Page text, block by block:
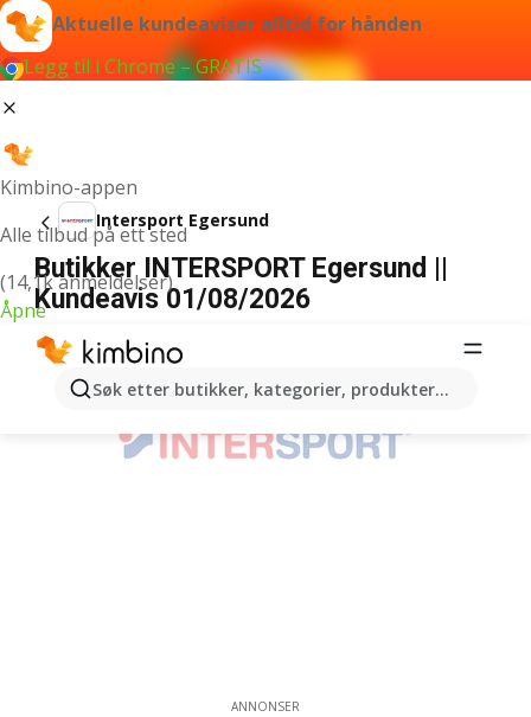
Aktuelle kundeaviser alltid for hånden
Legg til i Chrome – GRATIS
Kimbino-appen
Alle tilbud på ett sted
(14,1k anmeldelser)
Åpne
Søk etter butikker, kategorier, produkter...
Intersport Egersund
Butikker INTERSPORT Egersund ||
Kundeavis 01/08/2026
ANNONSER